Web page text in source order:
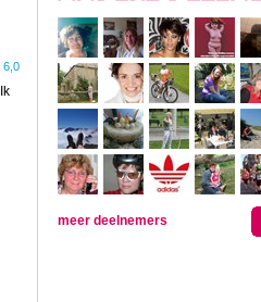
6,0
meer deelnemers